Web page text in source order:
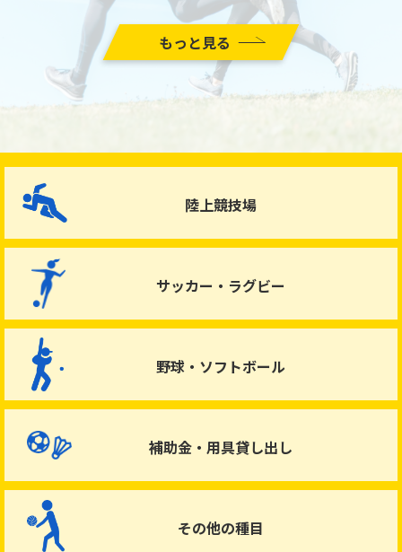
もっと見る
陸上競技場
サッカー・ラグビー
野球・ソフトボール
補助金・用具貸し出し
その他の種目